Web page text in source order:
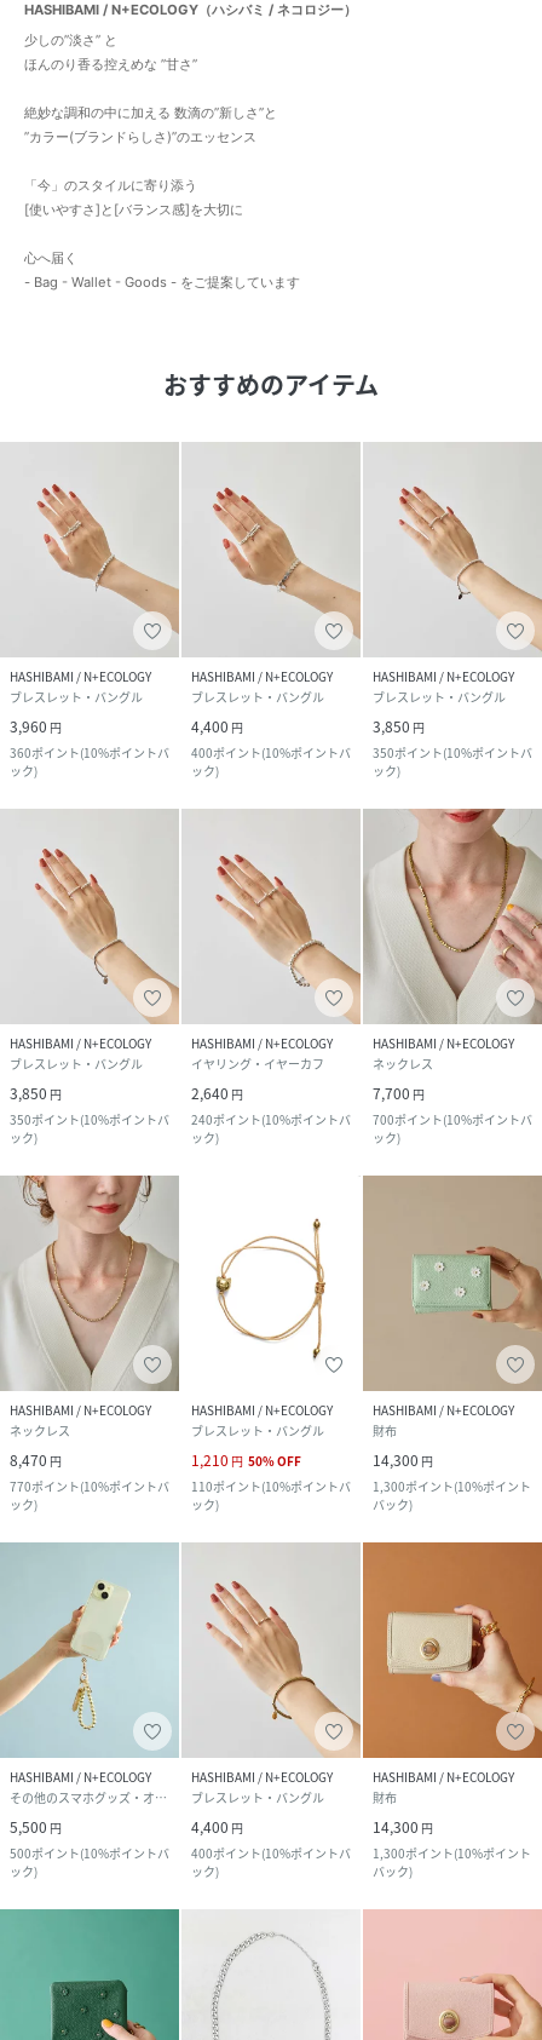
HASHIBAMI / N+ECOLOGY（ハシバミ / ネコロジー）
少しの”淡さ” と
ほんのり香る控えめな ”甘さ”
絶妙な調和の中に加える 数滴の”新しさ”と
”カラー(ブランドらしさ)”のエッセンス
「今」のスタイルに寄り添う
[使いやすさ]と[バランス感]を大切に
心へ届く
- Bag - Wallet - Goods - をご提案しています
おすすめのアイテム
HASHIBAMI / N+ECOLOGY
ブレスレット・バングル
3,960 円
360ポイント(10%ポイントバ
ック)
HASHIBAMI / N+ECOLOGY
ブレスレット・バングル
4,400 円
400ポイント(10%ポイントバ
ック)
HASHIBAMI / N+ECOLOGY
ブレスレット・バングル
3,850 円
350ポイント(10%ポイントバ
ック)
HASHIBAMI / N+ECOLOGY
ブレスレット・バングル
3,850 円
350ポイント(10%ポイントバ
ック)
HASHIBAMI / N+ECOLOGY
イヤリング・イヤーカフ
2,640 円
240ポイント(10%ポイントバ
ック)
HASHIBAMI / N+ECOLOGY
ネックレス
7,700 円
700ポイント(10%ポイントバ
ック)
HASHIBAMI / N+ECOLOGY
ネックレス
8,470 円
770ポイント(10%ポイントバ
ック)
HASHIBAMI / N+ECOLOGY
ブレスレット・バングル
1,210 円 50%OFF
110ポイント(10%ポイントバ
ック)
HASHIBAMI / N+ECOLOGY
財布
14,300 円
1,300ポイント(10%ポイント
バック)
HASHIBAMI / N+ECOLOGY
その他のスマホグッズ・オーディオ機器
5,500 円
500ポイント(10%ポイントバ
ック)
HASHIBAMI / N+ECOLOGY
ブレスレット・バングル
4,400 円
400ポイント(10%ポイントバ
ック)
HASHIBAMI / N+ECOLOGY
財布
14,300 円
1,300ポイント(10%ポイント
バック)